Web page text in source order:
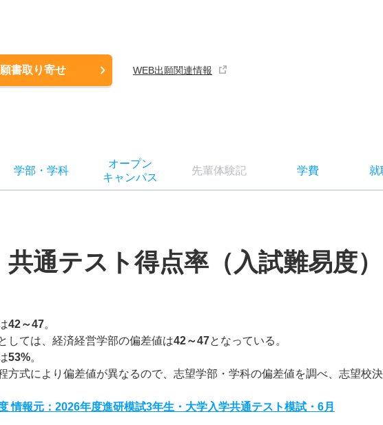
書取り寄せ WEB出願関連情報
学部 ・ 学科
オープン
キャンパス
先輩体験記 学費 就
通テスト得点率（入試難易度）
42～47。
しては、経済経営学部の偏差値は42～47となっている。
53%。
方式により偏差値が異なるので、志望学部・学科の偏差値を調べ、志望校
情報元：2026年度進研模試3年生・大学入学共通テスト模試・6月